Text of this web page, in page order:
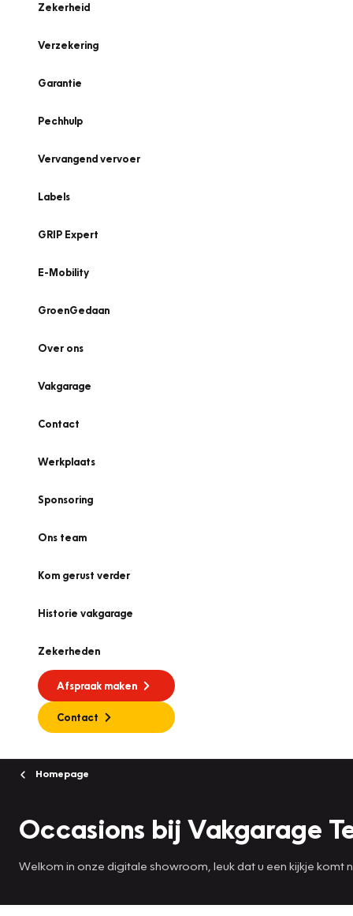
Zekerheid
Verzekering
Garantie
Pechhulp
Vervangend vervoer
Labels
GRIP Expert
E-Mobility
GroenGedaan
Over ons
Vakgarage
Contact
Werkplaats
Sponsoring
Ons team
Kom gerust verder
Historie vakgarage
Zekerheden
Afspraak maken
Contact
Homepage
Occasions bij Vakgarage
Welkom in onze digitale showroom, leuk dat u een kijkje komt